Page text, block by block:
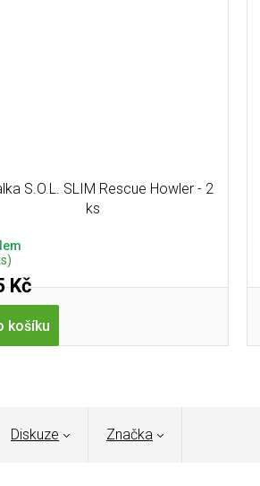
S.O.L. SLIM Rescue Howler - 2
ks
Kč
košíku
Diskuze Značka